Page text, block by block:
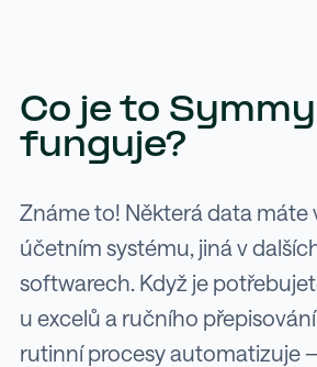
Co je to
funguje?
Známe to! Některá data máte
účetním systému, jiná v
softwarech. Když je
u excelů a ručního
rutinní procesy automatizuje